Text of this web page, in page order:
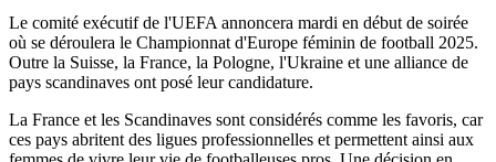
Le comité exécutif de l'UEFA annoncera mardi en début de soirée
où se déroulera le Championnat d'Europe féminin de football 2025.
Outre la Suisse, la France, la Pologne, l'Ukraine et une alliance de
pays scandinaves ont posé leur candidature.
La France et les Scandinaves sont considérés comme les favoris, car
ces pays abritent des ligues professionnelles et permettent ainsi aux